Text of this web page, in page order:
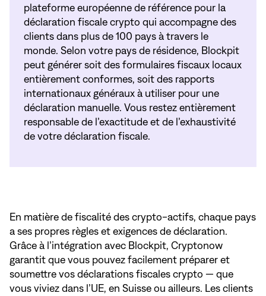
plateforme européenne de référence pour la
déclaration fiscale crypto qui accompagne des
clients dans plus de 100 pays à travers le
monde. Selon votre pays de résidence, Blockpit
peut générer soit des formulaires fiscaux locaux
entièrement conformes, soit des rapports
internationaux généraux à utiliser pour une
déclaration manuelle. Vous restez entièrement
responsable de l’exactitude et de l’exhaustivité
de votre déclaration fiscale.
En matière de fiscalité des crypto-actifs, chaque pays
a ses propres règles et exigences de déclaration.
Grâce à l’intégration avec Blockpit, Cryptonow
garantit que vous pouvez facilement préparer et
soumettre vos déclarations fiscales crypto — que
vous viviez dans l’UE, en Suisse ou ailleurs. Les clients